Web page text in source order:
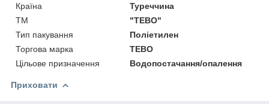
Країна
Туреччина
ТМ
"ТЕВО"
Тип пакування
Поліетилен
Торгова марка
TEBO
Цільове призначення
Водопостачання/опалення
Приховати